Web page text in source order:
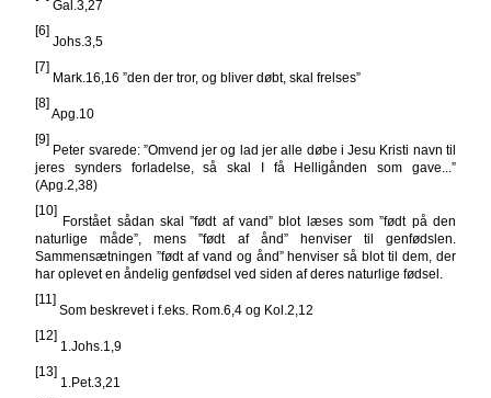
Gal.3,27
[6]
Johs.3,5
[7]
Mark.16,16 ”den der tror, og bliver døbt, skal frelses”
[8]
Apg.10
[9]
Peter svarede: ”Omvend jer og lad jer alle døbe i Jesu Kristi navn til
jeres synders forladelse, så skal I få Helligånden som gave...”
(Apg.2,38)
[10]
Forstået sådan skal ”født af vand” blot læses som ”født på den
naturlige måde”, mens ”født af ånd” henviser til genfødslen.
Sammensætningen ”født af vand og ånd” henviser så blot til dem, der
har oplevet en åndelig genfødsel ved siden af deres naturlige fødsel.
[11]
Som beskrevet i f.eks. Rom.6,4 og Kol.2,12
[12]
1.Johs.1,9
[13]
1.Pet.3,21